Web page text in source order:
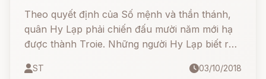
Theo quyết định của Số mệnh và thần thánh,
quân Hy Lạp phải chiến đấu mười năm mới hạ
được thành Troie. Những người Hy Lạp biết rõ
không vì thế mà ngồi chờ cho đến năm thứ
ST 03/10/2018